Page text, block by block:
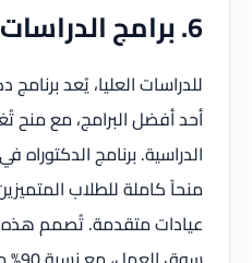
6. برامج الدراسات العليا
منحاً كاملة للطلاب
عيادات متقدمة. تُصمم هذه